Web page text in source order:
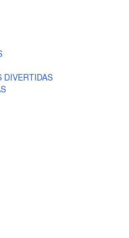
DIVERTIDAS